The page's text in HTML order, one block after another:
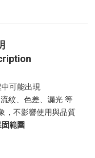
可能出現
紋、色差、漏光 等
，不影響使用與品質
範圍